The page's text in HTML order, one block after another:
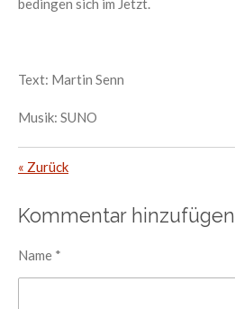
bedingen sich im Jetzt.
Text: Martin Senn
Musik: SUNO
« Zurück
Kommentar hinzufügen
Name *